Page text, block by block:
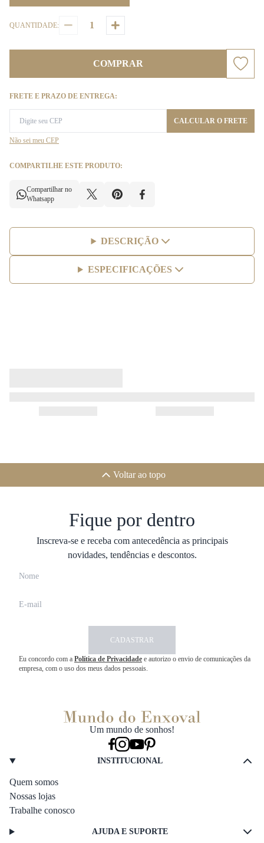
QUANTIDADE:
COMPRAR
FRETE E PRAZO DE ENTREGA:
CALCULAR O FRETE
Não sei meu CEP
COMPARTILHE ESTE PRODUTO:
Compartilhar no
Whatsapp
DESCRIÇÃO
ESPECIFICAÇÕES
Voltar ao topo
Fique por dentro
Inscreva-se e receba com antecedência as principais
novidades, tendências e descontos.
CADASTRAR
Eu concordo com a Política de Privacidade e autorizo o envio de comunicações da
empresa, com o uso dos meus dados pessoais.
Um mundo de sonhos!
INSTITUCIONAL
Quem somos
Nossas lojas
Trabalhe conosco
AJUDA E SUPORTE